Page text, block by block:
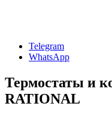
Telegram
WhatsApp
Термостаты и
RATIONAL